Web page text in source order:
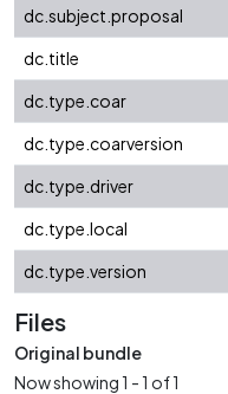
dc.subject.proposal
dc.title
dc.type.coar
dc.type.coarversion
dc.type.driver
dc.type.local
dc.type.version
Files
Original bundle
Now showing1 - 1 of 1